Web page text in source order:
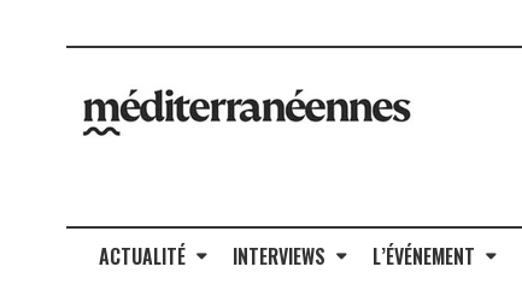
ACTUALITÉ INTERVIEWS L’ÉVÉNEMENT